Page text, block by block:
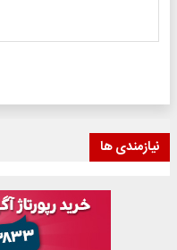
نیازمندی ها